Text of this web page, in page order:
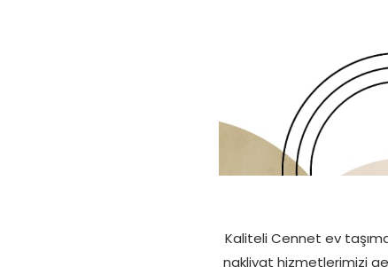
Kaliteli Cennet ev
nakliyat hizmetlerimizi